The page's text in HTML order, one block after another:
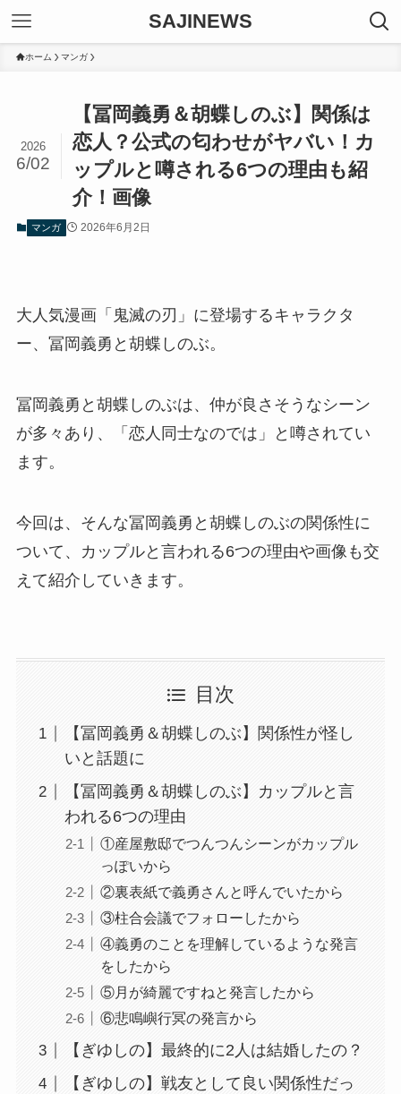
SAJINEWS
ホーム マンガ
【冨岡義勇＆胡蝶しのぶ】関係は
恋人？公式の匂わせがヤバい！カ
ップルと噂される6つの理由も紹
介！画像
2026
6/02
マンガ 2026年6月2日
大人気漫画「鬼滅の刃」に登場するキャラクタ
ー、冨岡義勇と胡蝶しのぶ。
冨岡義勇と胡蝶しのぶは、仲が良さそうなシーン
が多々あり、「恋人同士なのでは」と噂されてい
ます。
今回は、そんな冨岡義勇と胡蝶しのぶの関係性に
ついて、カップルと言われる6つの理由や画像も交
えて紹介していきます。
目次
【冨岡義勇＆胡蝶しのぶ】関係性が怪し
いと話題に
【冨岡義勇＆胡蝶しのぶ】カップルと言
われる6つの理由
①産屋敷邸でつんつんシーンがカップル
っぽいから
②裏表紙で義勇さんと呼んでいたから
③柱合会議でフォローしたから
④義勇のことを理解しているような発言
をしたから
⑤月が綺麗ですねと発言したから
⑥悲鳴嶼行冥の発言から
【ぎゆしの】最終的に2人は結婚したの？
【ぎゆしの】戦友として良い関係性だっ